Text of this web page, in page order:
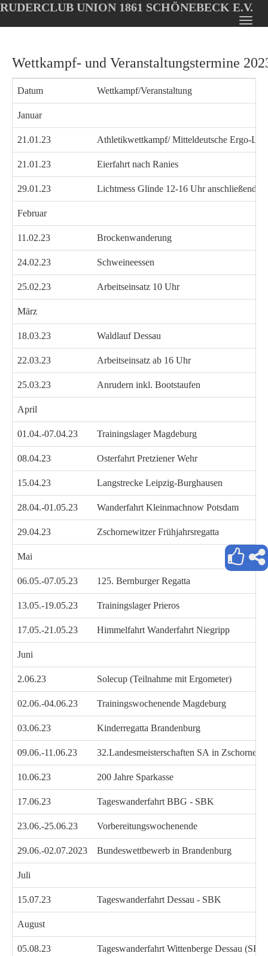
Oops, an error occurred! Code: 2026081003294787e204c5
main
content
RUDERCLUB UNION 1861 SCHÖNEBECK E.V.
Wettkampf- und Veranstaltungstermine
Datum Wettkampf/Veranstaltung
Januar
21.01.23 Athletikwettkampf/ Mitteldeutsche Ergo-
21.01.23 Eierfahrt nach Ranies
29.01.23 Lichtmess Glinde 12-16 Uhr anschließend
Februar
11.02.23 Brockenwanderung
24.02.23 Schweineessen
25.02.23 Arbeitseinsatz 10 Uhr
März
18.03.23 Waldlauf Dessau
22.03.23 Arbeitseinsatz ab 16 Uhr
25.03.23 Anrudern inkl. Bootstaufen
April
01.04.-07.04.23 Trainingslager Magdeburg
08.04.23 Osterfahrt Pretziener Wehr
15.04.23 Langstrecke Leipzig-Burghausen
28.04.-01.05.23 Wanderfahrt Kleinmachnow Potsdam
29.04.23 Zschornewitzer Frühjahrsregatta
Mai
06.05.-07.05.23 125. Bernburger Regatta
13.05.-19.05.23 Trainingslager Prieros
17.05.-21.05.23 Himmelfahrt Wanderfahrt Niegripp
Juni
2.06.23 Solecup (Teilnahme mit Ergometer)
02.06.-04.06.23 Trainingswochenende Magdeburg
03.06.23 Kinderregatta Brandenburg
09.06.-11.06.23 32.Landesmeisterschaften SA in
10.06.23 200 Jahre Sparkasse
17.06.23 Tageswanderfahrt BBG - SBK
23.06.-25.06.23 Vorbereitungswochenende
29.06.-02.07.2023 Bundeswettbewerb in Brandenburg
Juli
15.07.23 Tageswanderfahrt Dessau - SBK
August
05.08.23 Tageswanderfahrt Wittenberge Dessau